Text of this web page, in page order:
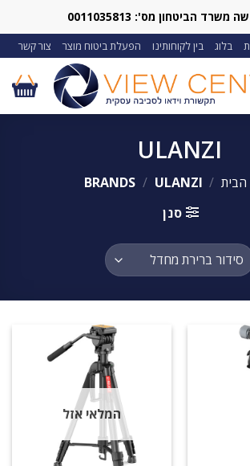
הביטחון מס': 0011035813
בלוג בין לקוחותינו הפעלת ביטוח מוצר צור קשר
ULANZI
הבית /
/ ULANZI
סנן
המלאי אזל